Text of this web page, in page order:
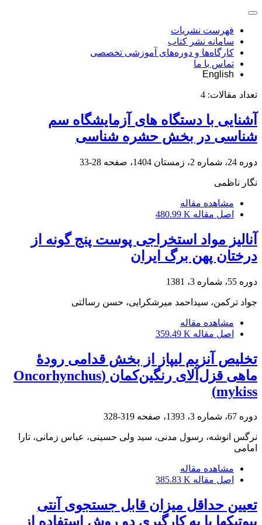
فهرست نشریات
سامانه نشر کتاب
کارگاه‌ها و دوره‌های آموزشی تخصصی
تماس با ما
English
تعداد مقالات: 4
آشنایی با دستگاه های آزمایشگاه سم
شناسی در بخش حشره شناسی
دوره 24، شماره 2، زمستان 1404، صفحه 28-33
نگار ناظمی
مشاهده مقاله
اصل مقاله 480.99 K
آنالیز مواد استخراجی پوست پنج گونه از
درختان پهن برگ ایران
دوره 55، شماره 3، 1381
جواد ترکمن، سیداحمد میرشکرایی، حسن رسالتی
مشاهده مقاله
اصل مقاله 359.49 K
تخلیص آنزیم لیپاز از بخش قدامی رودۀ
ماهی قزل‌آلای رنگین‌کمان (Oncorhynchus
mykiss)
دوره 67، شماره 3، 1393، صفحه 319-328
نرگس انوشه، رسول مدنی، سید ولی حسینی، عباس زمانی، تارا
امامی
مشاهده مقاله
اصل مقاله 385.83 K
تعیین حداقل میزان قابل جستجوی آنتی
بیوتیکها با به کارگیری دو روش استفاده از